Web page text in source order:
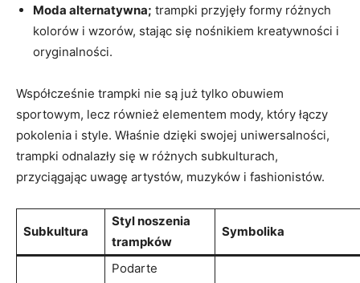
Moda alternatywna; ‌trampki ‍przyjęły formy ⁣różnych
kolorów i ‌wzorów, stając ‍się nośnikiem kreatywności ​i
oryginalności.
Współcześnie trampki nie są ⁣już tylko ⁣obuwiem
⁣sportowym, lecz również‌ elementem mody, ⁢który łączy
pokolenia‌ i⁢ style.⁤ Właśnie ‍dzięki swojej uniwersalności,
trampki⁤ odnalazły‌ się w różnych⁣ subkulturach,
⁢przyciągając uwagę ​artystów, muzyków i⁢ fashionistów.
Subkultura
Styl noszenia
trampków
Symbolika
Podarte‌